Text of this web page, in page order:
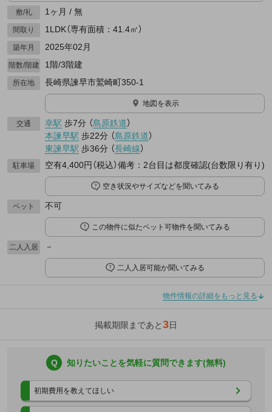
敷/礼 1ヶ月 / 無
間取り 1LDK（専有面積：41.4㎡）
築年月 2025年02月
階数/階建 1階/3階建
所在地 長崎県諫早市鷲崎町350-1
地図を表示
交通 幸駅 歩7分 （島原鉄道）
本諫早駅 歩22分 （島原鉄道）
東諫早駅 歩36分 （長崎線）
駐車場 空有4,400円（税込）備考：2台目は都度確認(台数限り有り)
空き状況やサイズなどを聞いてみる
ペット 不可
この物件に似たペット可物件を聞いてみる
二人入居 －
二人入居可能か聞いてみる
物件情報の詳細をもっと見る
掲載期限まであと3日
Q 知りたいことを気軽に質問できます(無料)
初期費用を教えてほしい